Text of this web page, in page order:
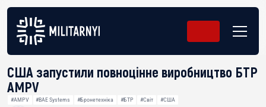
США запустили повноцінне виробництво БТР
AMPV
#AMPV #BAE Systems #Бронетехніка #БТР #Світ #США